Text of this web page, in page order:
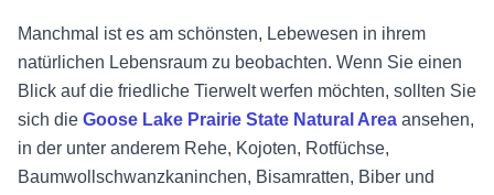
Manchmal ist es am schönsten, Lebewesen in ihrem
natürlichen Lebensraum zu beobachten. Wenn Sie einen
Blick auf die friedliche Tierwelt werfen möchten, sollten Sie
sich die Goose Lake Prairie State Natural Area ansehen,
in der unter anderem Rehe, Kojoten, Rotfüchse,
Baumwollschwanzkaninchen, Bisamratten, Biber und